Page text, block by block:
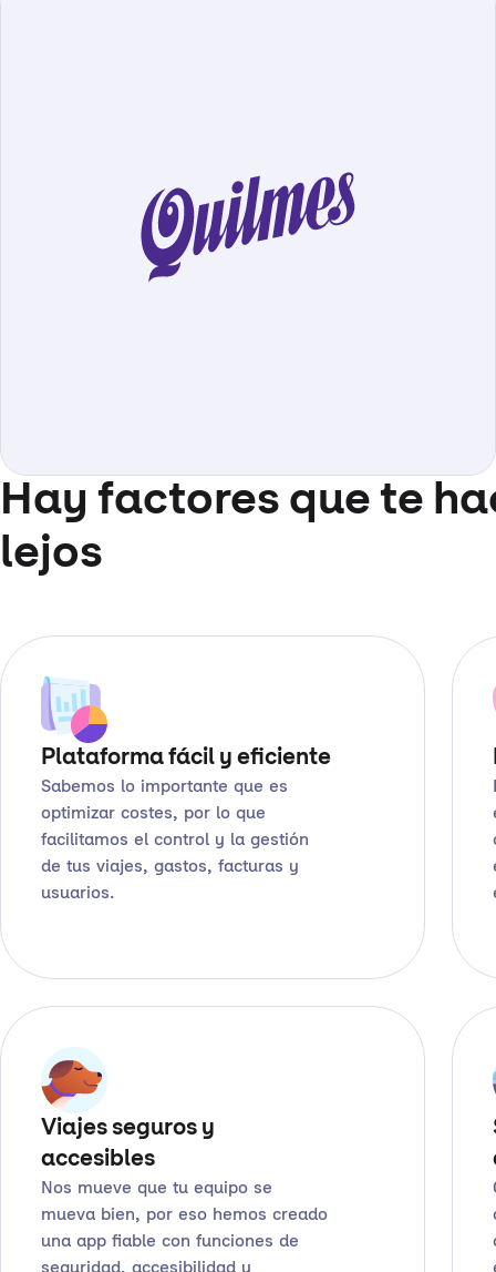
Hay factores que te
lejos
Plataforma fácil y eficiente
Sabemos lo importante que es
optimizar costes, por lo que
facilitamos el control y la gestión
de tus viajes, gastos, facturas y
usuarios.
Viajes seguros y
accesibles
Nos mueve que tu equipo se
mueva bien, por eso hemos creado
una app fiable con funciones de